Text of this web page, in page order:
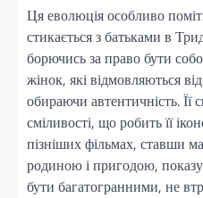
Ця еволюція особливо
стикається з батьками в
борючись за право бути
жінок, які відмовляються
обираючи автентичність. Її
сміливості, що робить її
пізніших фільмах, ставши
родиною і пригодою,
бути багатогранними, не